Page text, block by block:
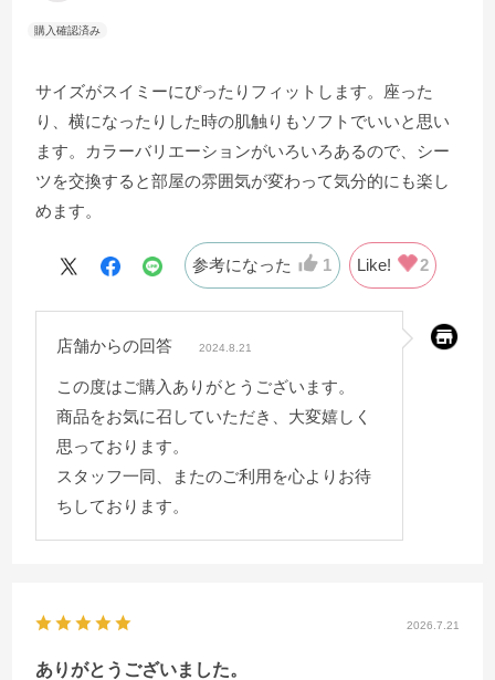
サイズがスイミーにぴったりフィットします。座った
り、横になったりした時の肌触りもソフトでいいと思い
ます。カラーバリエーションがいろいろあるので、シー
ツを交換すると部屋の雰囲気が変わって気分的にも楽し
めます。
参考になった 1 Like! 2
店舗からの回答 2024.8.21
この度はご購入ありがとうございます。
商品をお気に召していただき、大変嬉しく
思っております。
スタッフ一同、またのご利用を心よりお待
ちしております。
2026.7.21
ありがとうございました。